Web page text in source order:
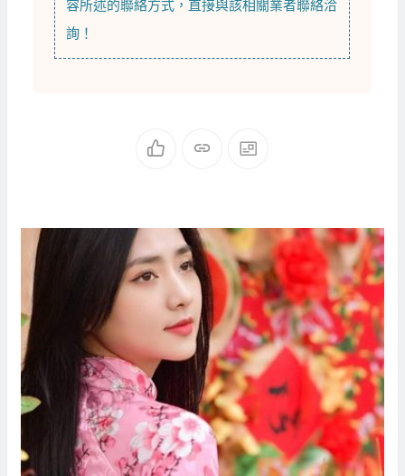
容所述的聯絡方式，直接與該相關業者聯絡洽
詢！